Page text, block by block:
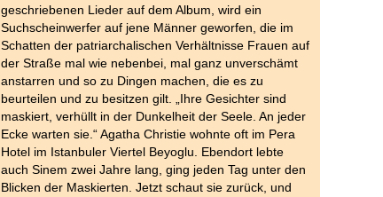
geschriebenen Lieder auf dem Album, wird ein
Suchscheinwerfer auf jene Männer geworfen, die im
Schatten der patriarchalischen Verhältnisse Frauen auf
der Straße mal wie nebenbei, mal ganz unverschämt
anstarren und so zu Dingen machen, die es zu
beurteilen und zu besitzen gilt. „Ihre Gesichter sind
maskiert, verhüllt in der Dunkelheit der Seele. An jeder
Ecke warten sie.“ Agatha Christie wohnte oft im Pera
Hotel im Istanbuler Viertel Beyoglu. Ebendort lebte
auch Sinem zwei Jahre lang, ging jeden Tag unter den
Blicken der Maskierten. Jetzt schaut sie zurück, und